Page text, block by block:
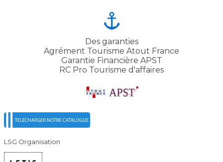
Des garanties
Agrément Tourisme Atout France
Garantie Financière APST
RC Pro Tourisme d'affaires
LSG Organisation